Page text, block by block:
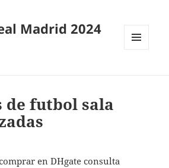
Madrid 2024
de futbol sala
en DHgate consulta